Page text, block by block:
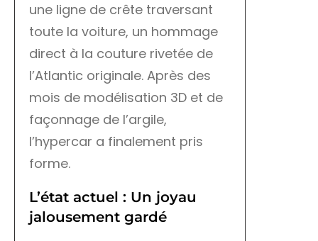
une ligne de crête traversant
toute la voiture, un hommage
direct à la couture rivetée de
l’Atlantic originale. Après des
mois de modélisation 3D et de
façonnage de l’argile,
l’hypercar a finalement pris
forme.
L’état actuel : Un joyau
jalousement gardé